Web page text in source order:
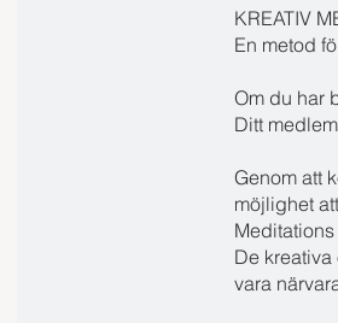
KREATIV
En metod
Om du har
Ditt
Genom att
möjlighet
De
vara